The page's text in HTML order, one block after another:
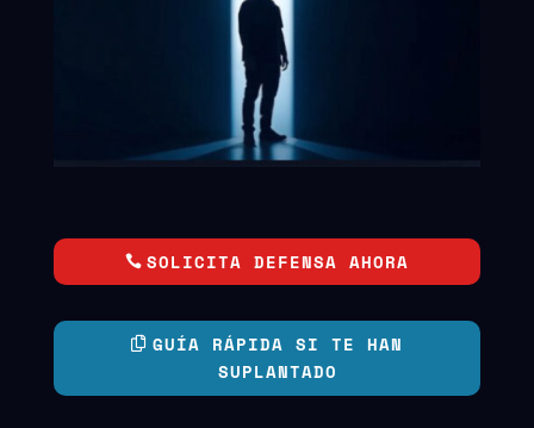
SOLICITA DEFENSA AHORA
GUÍA RÁPIDA SI TE HAN
SUPLANTADO